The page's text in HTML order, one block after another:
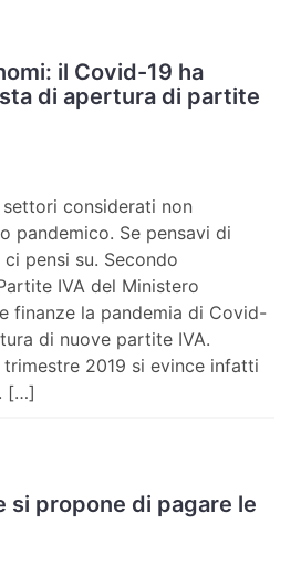
il Covid-19 ha
di apertura di partite
considerati non
pandemico. Se pensavi di
pensi su. Secondo
IVA del Ministero
finanze la pandemia di Covid-
di nuove partite IVA.
2019 si evince infatti
[…]
si propone di pagare le